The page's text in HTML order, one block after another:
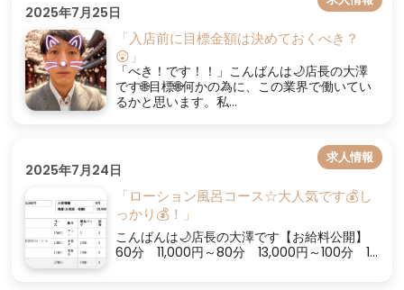
2025年7月25日
「入店前に目標金額は決めておくべき？
😲」
「べき！です！！」こんばんは🌙店長の大澤
です🌐目標🌐何かの為に、この業界で働いてい
るかと思います。私...
2025年7月24日
求人情報
「ローション風呂コース☆大人気です💰し
っかり💰！」
こんばんは🌙店長の大澤です【お給料公開】
60分 11,000円～80分 13,000円～100分 1...